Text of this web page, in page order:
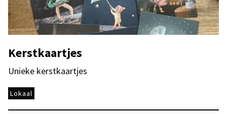
Kerstkaartjes
Unieke kerstkaartjes
Lokaal